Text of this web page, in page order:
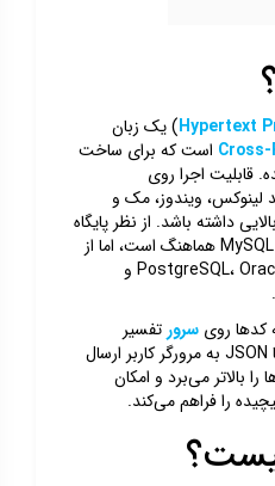
Hypertext) یک زبان
است که برای ساخت
قابلیت اجرا روی
لینوکس، ویندوز، مک و
داشته باشد. از نظر پایگاه
داده، PHP به‌صورت بومی با MySQL هماهنگ است، اما از
دیتابیس‌های دیگری مانند PostgreSQL، Oracle و
سرور تفسیر
می‌شوند و خروجی HTML یا JSON به مرورگر کاربر ارسال
بالاتر می‌برد و امکان
را فراهم می‌کند.